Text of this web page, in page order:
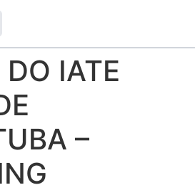
DO IATE
–